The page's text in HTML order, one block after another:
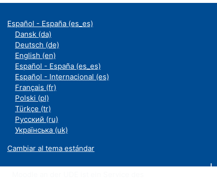
Español - España ‎(es_es)‎
Dansk ‎(da)‎
Deutsch ‎(de)‎
English ‎(en)‎
Español - España ‎(es_es)‎
Español - Internacional ‎(es)‎
Français ‎(fr)‎
Polski ‎(pl)‎
Türkçe ‎(tr)‎
Русский ‎(ru)‎
Українська ‎(uk)‎
Cambiar al tema estándar